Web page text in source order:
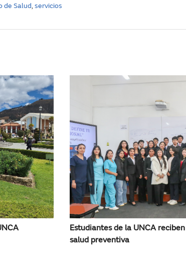
de Salud, servicios
Estudiantes de la UNCA
salud preventiva